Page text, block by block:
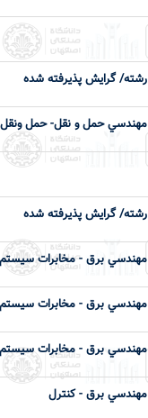
رشته/ گرایش پذیرفته شده
مهندسي حمل و نقل- حمل ونقل
رشته/ گرایش پذیرفته شده
مهندسي برق - مخابرات سیستم
مهندسي برق - مخابرات سیستم
مهندسي برق - مخابرات سیستم
مهندسي برق - کنترل